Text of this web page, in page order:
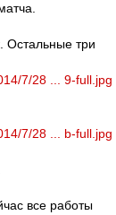
Остальные три
7/28 ... 9-full.jpg
7/28 ... b-full.jpg
все работы